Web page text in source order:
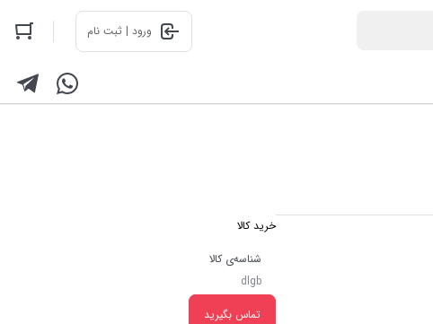
ورود | ثبت نام
خرید کالا
شناسه‌ی کالا
dlgb
تماس بگیرید